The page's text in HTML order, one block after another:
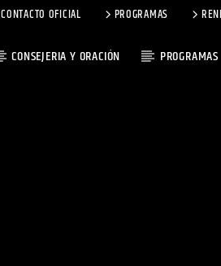
CONTACTO OFICIAL PROGRAMAS
CONSEJERIA Y ORACIÓN PROGRAMAS